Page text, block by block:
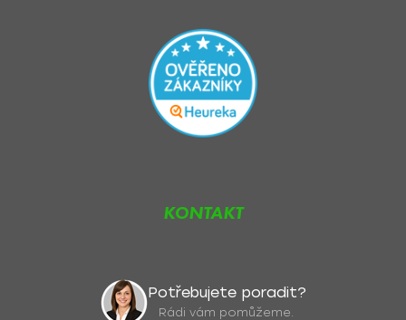
KONTAKT
Potřebujete poradit?
Rádi vám pomůžeme.